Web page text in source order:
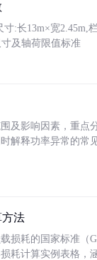
:长13m×宽2.45m,
及轴荷限值标准
及影响因素，重点
解释功率异常的
法
损耗的国家标准（
耗计算实例表格，